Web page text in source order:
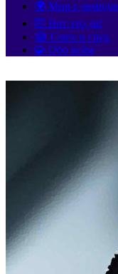
🌍 Мир с
🤯 Вот это да!
😂 Смех и грех
🧩 Обо всём